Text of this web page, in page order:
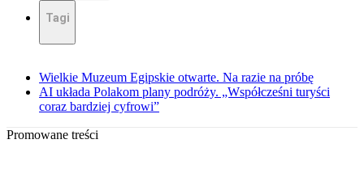
Tagi
Wielkie Muzeum Egipskie otwarte. Na razie na próbę
AI układa Polakom plany podróży. „Współcześni turyści
coraz bardziej cyfrowi”
Promowane treści